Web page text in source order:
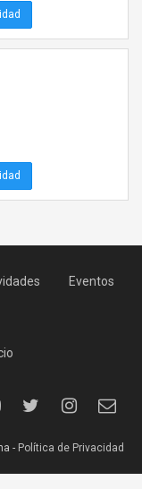
Eventos
- Política de Privacidad